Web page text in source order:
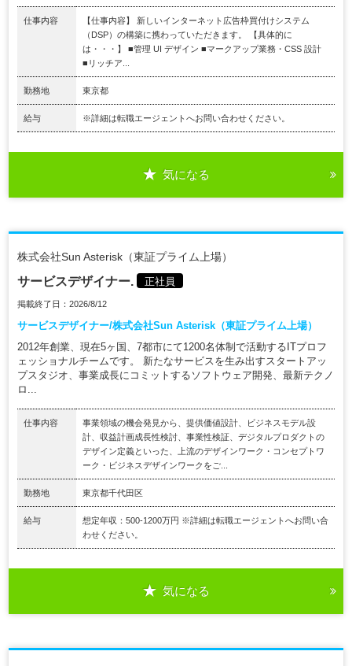
仕事内容
【仕事内容】 新しいインターネット広告枠買付けシステム
（DSP）の構築に携わっていただきます。 【具体的に
は・・・】 ■管理 UI デザイン ■マークアップ業務・CSS 設計
■リッチア...
勤務地 東京都
給与 ※詳細は転職エージェントへお問い合わせください。
気になる
株式会社Sun Asterisk（東証プライム上場）
サービスデザイナー. 正社員
掲載終了日：2026/8/12
サービスデザイナー/株式会社Sun Asterisk（東証プライム上場）
2012年創業、現在5ヶ国、7都市にて1200名体制で活動するITプロフ
ェッショナルチームです。 新たなサービスを生み出すスタートアッ
プスタジオ、事業成長にコミットするソフトウェア開発、最新テクノ
ロ...
仕事内容
事業領域の機会発見から、提供価値設計、ビジネスモデル設
計、収益計画成長性検討、事業性検証、デジタルプロダクトの
デザイン定義といった、上流のデザインワーク・コンセプトワ
ーク・ビジネスデザインワークをご...
勤務地 東京都千代田区
給与
想定年収：500-1200万円 ※詳細は転職エージェントへお問い合
わせください。
気になる